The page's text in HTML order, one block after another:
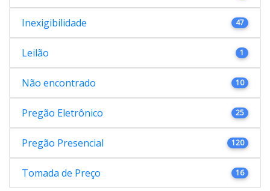
Inexigibilidade 47
Leilão 1
Não encontrado 10
Pregão Eletrônico 25
Pregão Presencial 120
Tomada de Preço 16